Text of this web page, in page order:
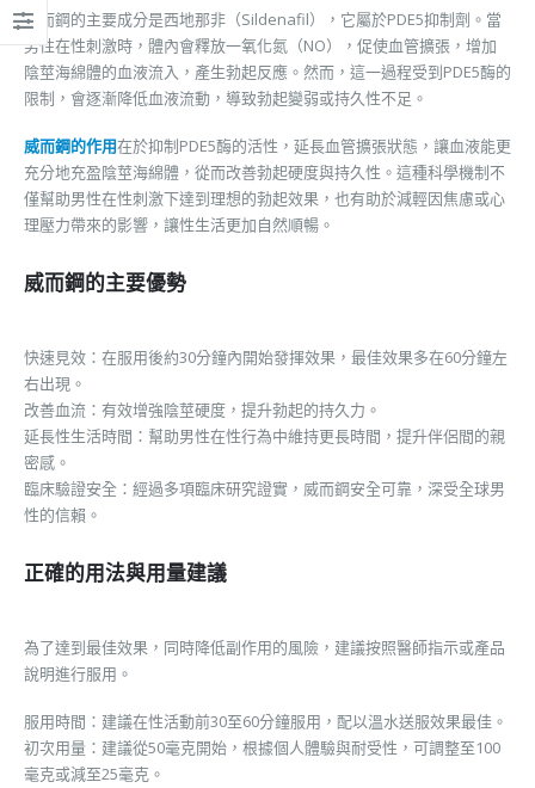
威而鋼的主要成分是西地那非（Sildenafil），它屬於PDE5抑制劑。當
男性在性刺激時，體內會釋放一氧化氮（NO），促使血管擴張，增加
陰莖海綿體的血液流入，產生勃起反應。然而，這一過程受到PDE5酶的
限制，會逐漸降低血液流動，導致勃起變弱或持久性不足。
威而鋼的作用在於抑制PDE5酶的活性，延長血管擴張狀態，讓血液能更
充分地充盈陰莖海綿體，從而改善勃起硬度與持久性。這種科學機制不
僅幫助男性在性刺激下達到理想的勃起效果，也有助於減輕因焦慮或心
理壓力帶來的影響，讓性生活更加自然順暢。
威而鋼的主要優勢
快速見效：在服用後約30分鐘內開始發揮效果，最佳效果多在60分鐘左
右出現。
改善血流：有效增強陰莖硬度，提升勃起的持久力。
延長性生活時間：幫助男性在性行為中維持更長時間，提升伴侶間的親
密感。
臨床驗證安全：經過多項臨床研究證實，威而鋼安全可靠，深受全球男
性的信賴。
正確的用法與用量建議
為了達到最佳效果，同時降低副作用的風險，建議按照醫師指示或產品
說明進行服用。
服用時間：建議在性活動前30至60分鐘服用，配以溫水送服效果最佳。
初次用量：建議從50毫克開始，根據個人體驗與耐受性，可調整至100
毫克或減至25毫克。